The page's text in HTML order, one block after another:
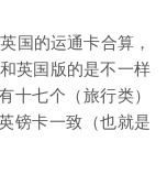
国的运通卡合算，
英国版的是不一样
十七个（旅行类）
镑卡一致（也就是